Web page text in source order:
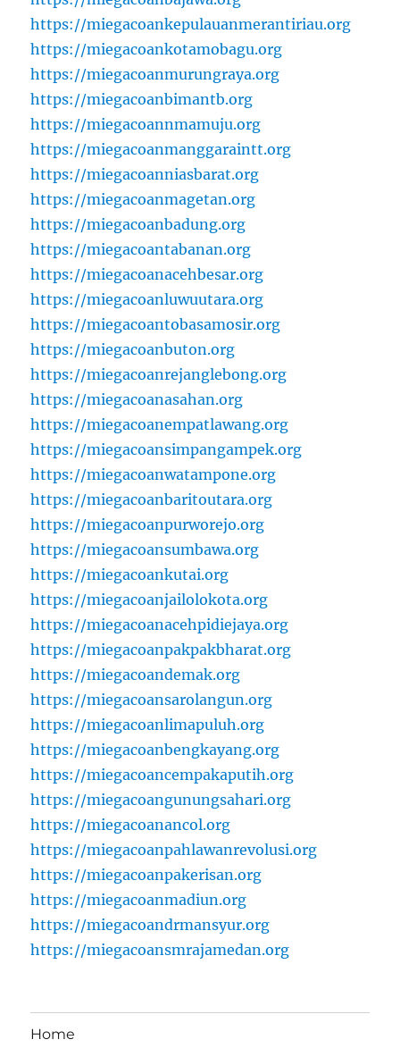
https://miegacoankepulauanmerantiriau.org
https://miegacoankotamobagu.org
https://miegacoanmurungraya.org
https://miegacoanbimantb.org
https://miegacoannmamuju.org
https://miegacoanmanggaraintt.org
https://miegacoanniasbarat.org
https://miegacoanmagetan.org
https://miegacoanbadung.org
https://miegacoantabanan.org
https://miegacoanacehbesar.org
https://miegacoanluwuutara.org
https://miegacoantobasamosir.org
https://miegacoanbuton.org
https://miegacoanrejanglebong.org
https://miegacoanasahan.org
https://miegacoanempatlawang.org
https://miegacoansimpangampek.org
https://miegacoanwatampone.org
https://miegacoanbaritoutara.org
https://miegacoanpurworejo.org
https://miegacoansumbawa.org
https://miegacoankutai.org
https://miegacoanjailolokota.org
https://miegacoanacehpidiejaya.org
https://miegacoanpakpakbharat.org
https://miegacoandemak.org
https://miegacoansarolangun.org
https://miegacoanlimapuluh.org
https://miegacoanbengkayang.org
https://miegacoancempakaputih.org
https://miegacoangunungsahari.org
https://miegacoanancol.org
https://miegacoanpahlawanrevolusi.org
https://miegacoanpakerisan.org
https://miegacoanmadiun.org
https://miegacoandrmansyur.org
https://miegacoansmrajamedan.org
Home